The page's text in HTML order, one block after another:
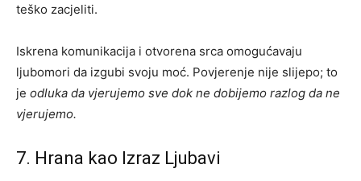
teško zacjeliti.
Iskrena komunikacija i otvorena srca omogućavaju
ljubomori da izgubi svoju moć. Povjerenje nije slijepo; to
je odluka da vjerujemo sve dok ne dobijemo razlog da ne
vjerujemo.
7. Hrana kao Izraz Ljubavi